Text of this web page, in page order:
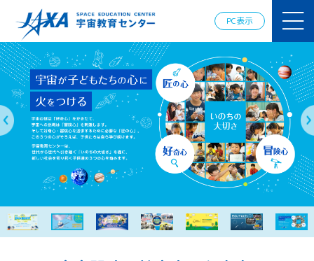
PC表示
ミー
ロスペース
スクール
宇宙教育
情報の発
信
宇宙を活用
した教育実
践例
体験的学
習機会の
提供（国
際）